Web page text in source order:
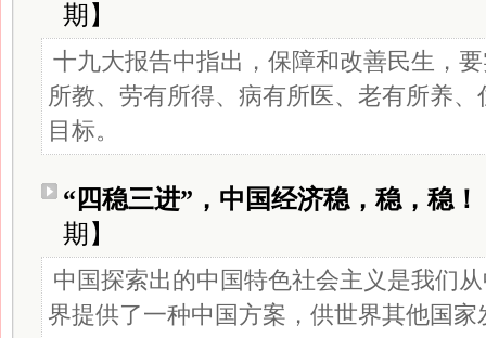
期】
十九大报告中指出，保障和改善民生，
所教、劳有所得、病有所医、老有所养
目标。
“四稳三进”，中国经济稳，稳，稳！
期】
中国探索出的中国特色社会主义是我们
界提供了一种中国方案，供世界其他国